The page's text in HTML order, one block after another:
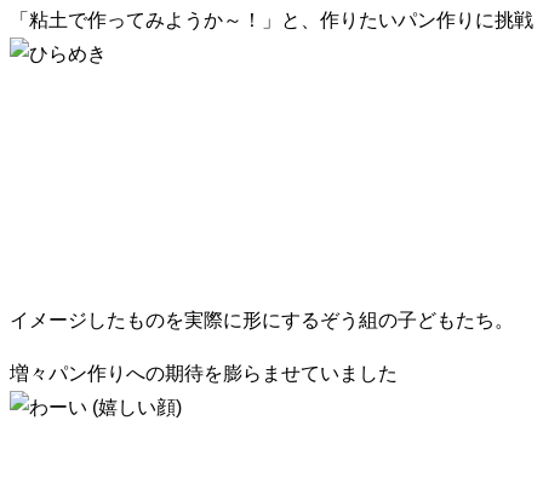
「粘土で作ってみようか～！」と、作りたいパン作りに挑戦
イメージしたものを実際に形にするぞう組の子どもたち。
増々パン作りへの期待を膨らませていました